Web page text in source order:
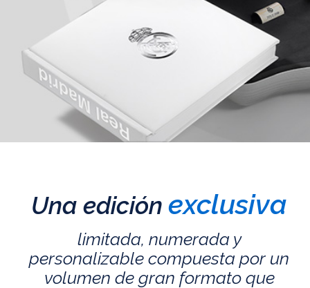
Una edición exclusiva
limitada, numerada y
personalizable compuesta por un
volumen de gran formato que